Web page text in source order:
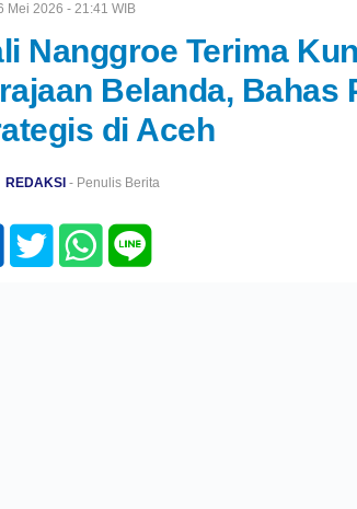
Mei 2026 - 21:41 WIB
Nanggroe Terima
Belanda, Bahas
di Aceh
REDAKSI - Penulis Berita